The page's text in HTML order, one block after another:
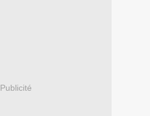
Publicité